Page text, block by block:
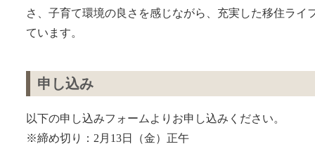
さ、子育て環境の良さを感じながら、充実した移住ライ
ています。
申し込み
以下の申し込みフォームよりお申し込みください。
※締め切り：2月13日（金）正午